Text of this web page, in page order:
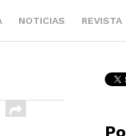
NOTICIAS REVISTA